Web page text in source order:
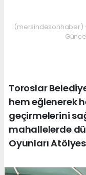
(mersindesonhaber)
Toroslar
hem eğlenerek
geçirmelerini
mahallelerde
Oyunları